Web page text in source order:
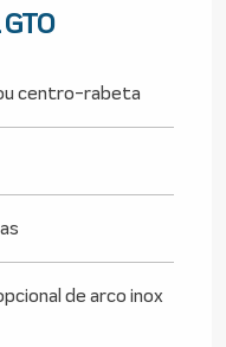
centro-rabeta
de arco inox